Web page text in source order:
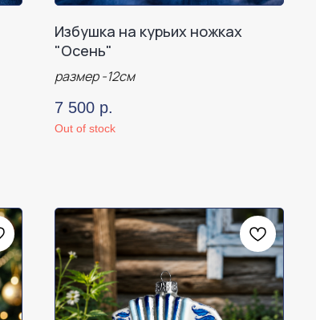
Избушка на курьих ножках
"Осень"
размер -12см
7 500 р.
Out of stock